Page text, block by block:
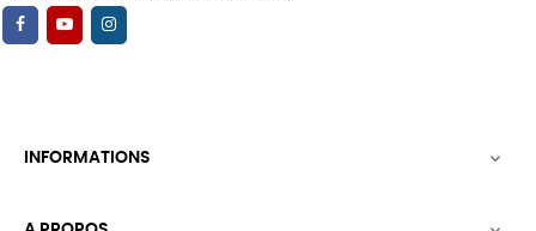
INFORMATIONS 